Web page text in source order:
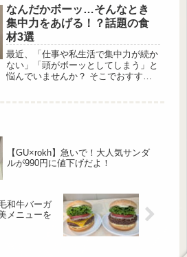
い！シアーベスト 出典:chii_150cm 普
段のコーディネートに1枚プラスする
だけで、映えるベスト。シアー・ティ
アード・リボンで、3拍子可愛いが揃
っています♪トップスとシューズのカ
ラーをマッチさせた、淡色ながらメリ
ハリのあるスタイリングです！
■CHO...
なんだかボーッ…そんなとき
集中力をあげる！？話題の食
材3選
最近、「仕事や私生活で集中力が続か
ない」「頭がボーッとしてしまう」と
悩んでいませんか？ そこでおすすめ
解説いただきます。大事なときにもボ
ーっとしてしまう… 出典:Unsplash 集
【GU×rokh】急いで！大人気サンダ
ルが990円に値下げだよ！
和牛バーガ
メニューを